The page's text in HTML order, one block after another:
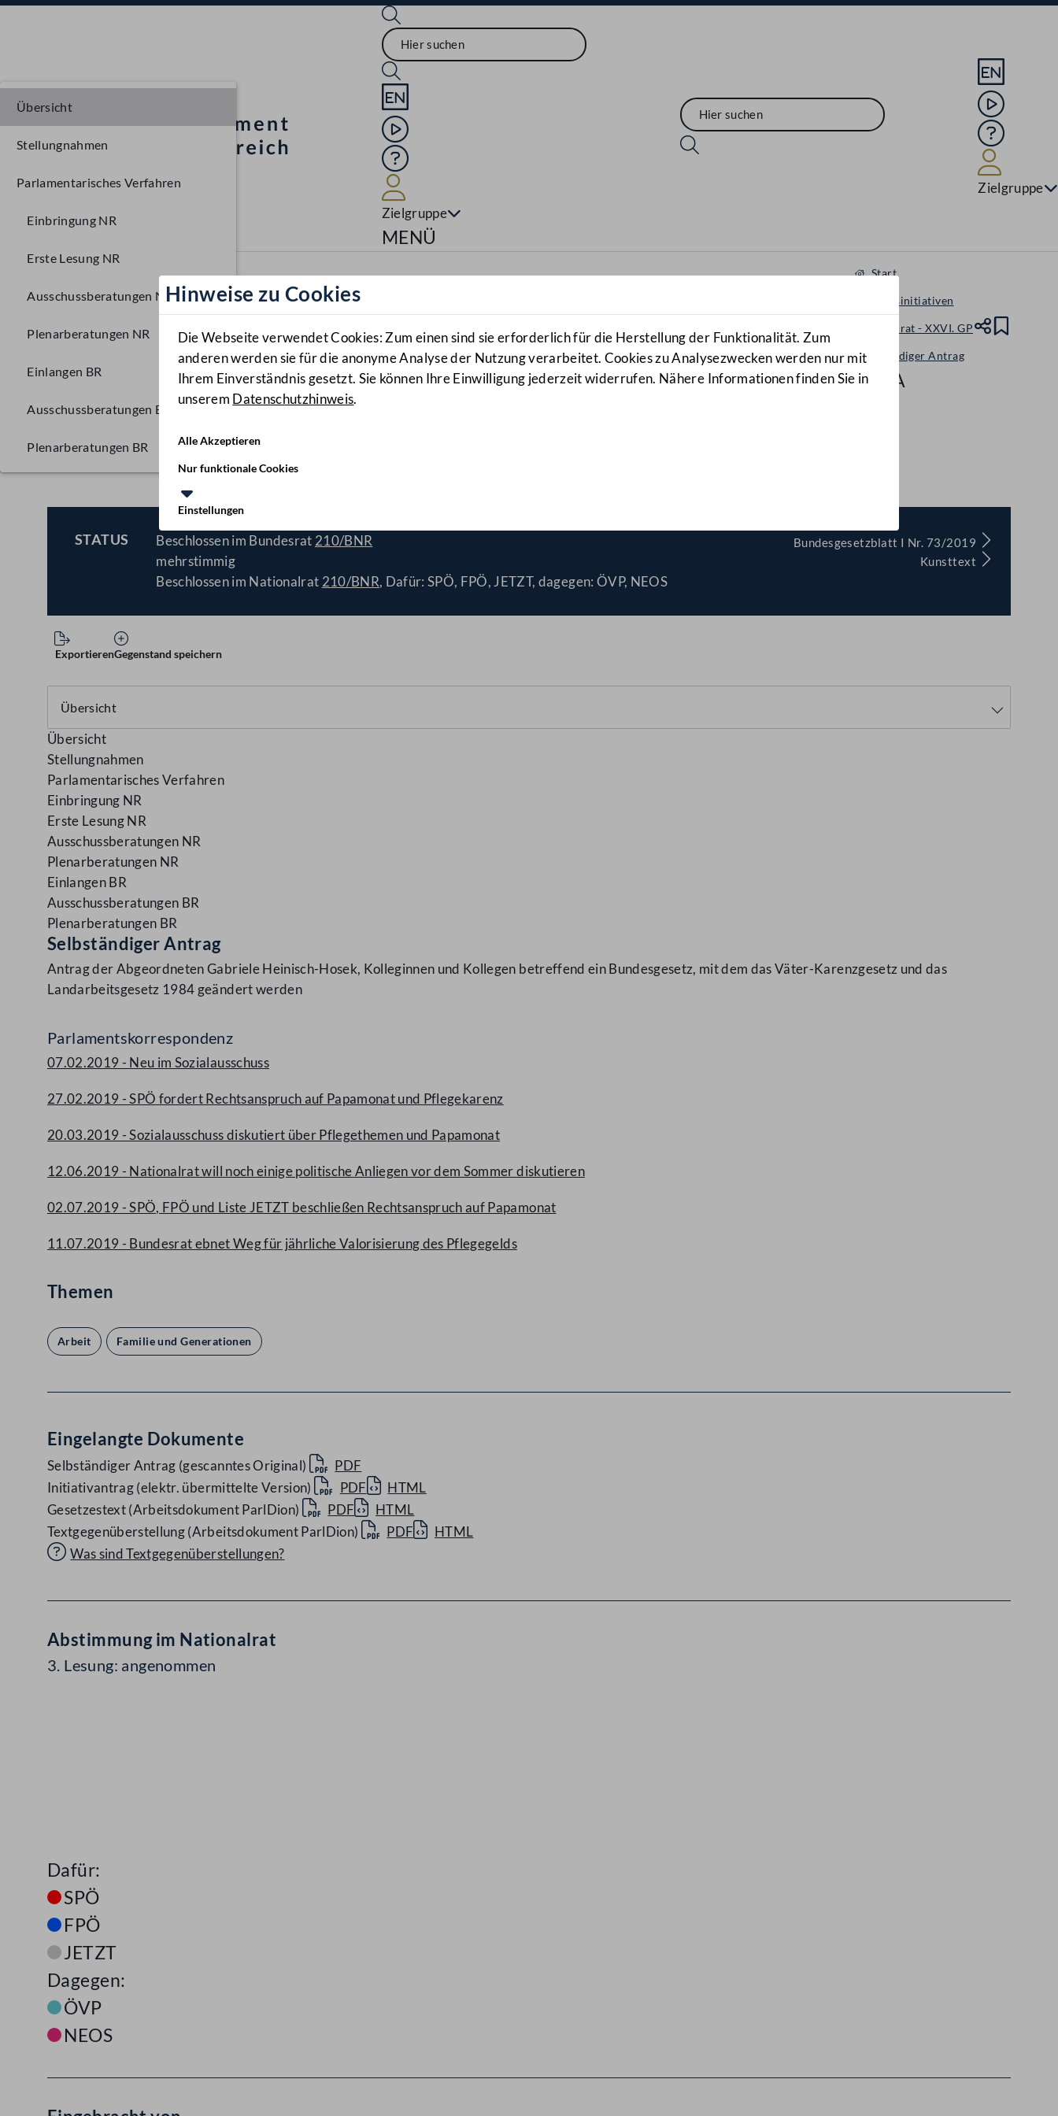
Sprache English
Mediathek
Hilfe
Zielgruppe
Navigationsmenü öffnen
MENÜ
Sprache
Mediathek
Hilfe
Zielgruppe
Hinweise zu Cookies
Die Webseite verwendet Cookies: Zum einen sind sie erforderlich für die Herstellung der Funktionalität. Zum
anderen werden sie für die anonyme Analyse der Nutzung verarbeitet. Cookies zu Analysezwecken werden nur mit
Ihrem Einverständnis gesetzt. Sie können Ihre Einwilligung jederzeit widerrufen. Nähere Informationen finden Sie in
unserem Datenschutzhinweis.
Alle Akzeptieren
Nur funktionale Cookies
Einstellungen
Start
Gesetzesinitiativen
Nationalrat - XXVI. GP
Selbständiger Antrag
576/A
Väter-Karenzgesetz, Landarbeitsgesetz 1984, Änderung
STATUS
BESCHLOSSEN
Beschlossen im Bundesrat 210/BNR
mehrstimmig
Beschlossen im Nationalrat 210/BNR, Dafür: SPÖ, FPÖ, JETZT, dagegen: ÖVP, NEOS
Bundesgesetzblatt I Nr. 73/2019
Kunsttext
ExportierenGegenstand speichern
Übersicht
Stellungnahmen
Parlamentarisches Verfahren
Einbringung NR
Erste Lesung NR
Ausschussberatungen NR
Plenarberatungen NR
Einlangen BR
Ausschussberatungen BR
Plenarberatungen BR
Übersicht
Stellungnahmen
Parlamentarisches Verfahren
Einbringung NR
Erste Lesung NR
Ausschussberatungen NR
Plenarberatungen NR
Einlangen BR
Ausschussberatungen BR
Plenarberatungen BR
Selbständiger Antrag
Antrag der Abgeordneten Gabriele Heinisch-Hosek, Kolleginnen und Kollegen betreffend ein Bundesgesetz, mit dem das Väter-Karenzgesetz und das
Landarbeitsgesetz 1984 geändert werden
Parlamentskorrespondenz
07.02.2019 - Neu im Sozialausschuss
27.02.2019 - SPÖ fordert Rechtsanspruch auf Papamonat und Pflegekarenz
20.03.2019 - Sozialausschuss diskutiert über Pflegethemen und Papamonat
12.06.2019 - Nationalrat will noch einige politische Anliegen vor dem Sommer diskutieren
02.07.2019 - SPÖ, FPÖ und Liste JETZT beschließen Rechtsanspruch auf Papamonat
11.07.2019 - Bundesrat ebnet Weg für jährliche Valorisierung des Pflegegelds
Themen
Arbeit Familie und Generationen
Eingelangte Dokumente
Selbständiger Antrag (gescanntes Original)
PDF
Initiativantrag (elektr. übermittelte Version)
PDF
HTML
Gesetzestext (Arbeitsdokument ParlDion)
PDF
HTML
Textgegenüberstellung (Arbeitsdokument ParlDion)
PDF
HTML
Was sind Textgegenüberstellungen?
Abstimmung im Nationalrat
3. Lesung: angenommen
Dafür:
SPÖ
FPÖ
JETZT
Dagegen:
ÖVP
NEOS